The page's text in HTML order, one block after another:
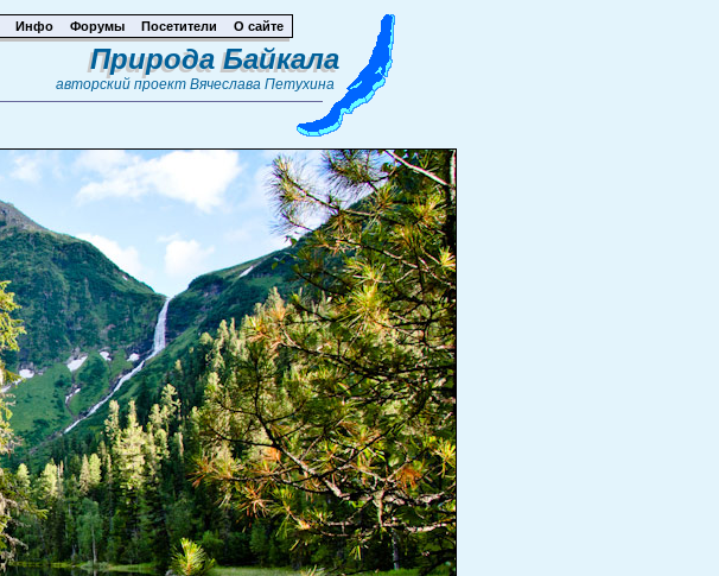
Инфо Форумы Посетители О сайте
Природа Байкала
авторский проект Вячеслава Петухина